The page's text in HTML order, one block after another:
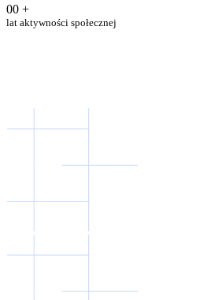
00 +
lat aktywności społecznej